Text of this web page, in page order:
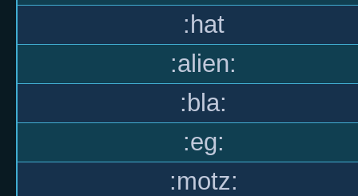
:hat
:alien:
:bla:
:eg:
:motz: